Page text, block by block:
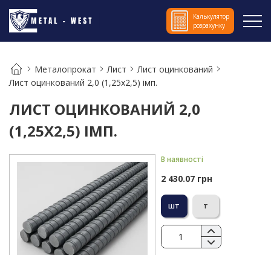
Калькулятор
розрахунку
Металопрокат Лист
Лист оцинкований
Лист оцинкований 2,0 (1,25х2,5) імп.
ЛИСТ ОЦИНКОВАНИЙ 2,0
(1,25Х2,5) ІМП.
В наявності
2 430.07 грн
шт т